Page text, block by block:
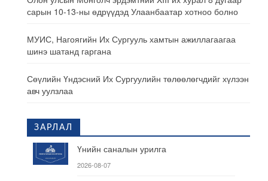
сарын 10-13-ны өдрүүдэд Улаанбаатар хотноо болно
МУИС, Нагоягийн Их Сургууль хамтын ажиллагаагаа
шинэ шатанд гаргана
Сөүлийн Үндэсний Их Сургуулийн төлөөлөгчдийг хүлээн
авч уулзлаа
ЗАРЛАЛ
Үнийн саналын урилга
2026-08-07